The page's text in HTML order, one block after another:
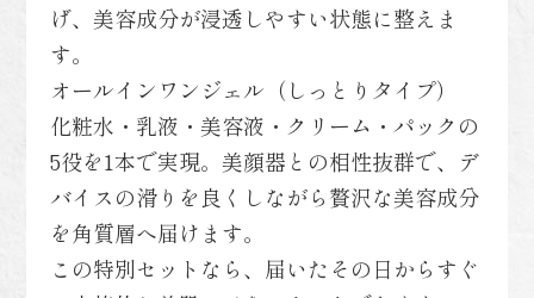
げ、美容成分が浸透しやすい状態に整えま
す。
オールインワンジェル（しっとりタイプ）
化粧水・乳液・美容液・クリーム・パックの
5役を1本で実現。美顔器との相性抜群で、デ
バイスの滑りを良くしながら贅沢な美容成分
を角質層へ届けます。
この特別セットなら、届いたその日からすぐ